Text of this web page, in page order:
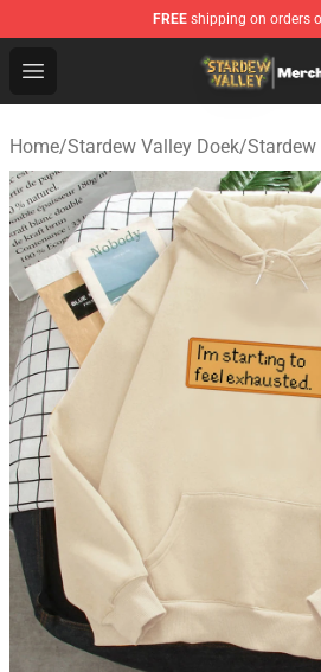
FREE shipping on orders
Open menu
Stardew Valley Store - Official
Home/Stardew Valley Doek/Stardew